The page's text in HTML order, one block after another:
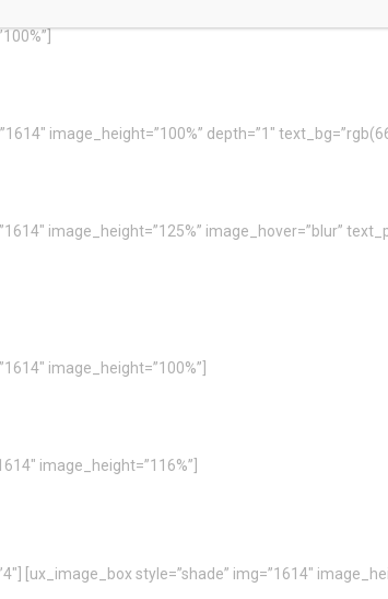
image_height=”100%” depth=”1″
image_height=”125%” image_hover=”blur”
image_height=”100%”]
image_height=”116%”]
[ux_image_box style=”shade” img=”1614″